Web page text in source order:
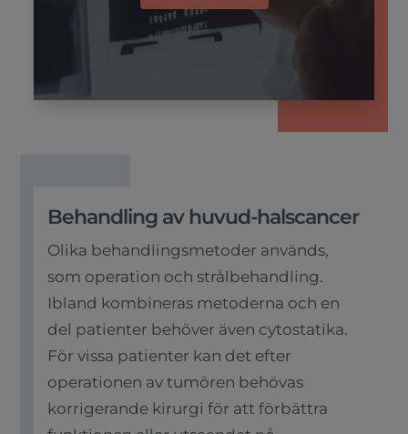
Behandling av huvud-halscancer
Olika behandlingsmetoder används,
som operation och strålbehandling.
Ibland kombineras metoderna och en
del patienter behöver även cytostatika.
För vissa patienter kan det efter
operationen av tumören behövas
korrigerande kirurgi för att förbättra